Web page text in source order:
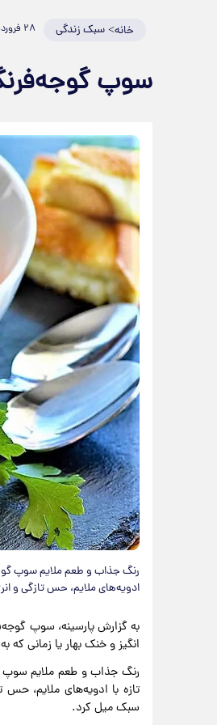
خانه>سبک زندگی ۲۸ فروردین ۱۴۰۵
سوپ
رنگ جذاب و طعم ملایم سوپ
ادویه‌های ملایم، حس تازگی و
به گزارش پارسینه، سوپ
انگیز و خنک بهار یا زمانی
رنگ جذاب و طعم ملایم سوپ
تازه با ادویه‌های ملایم،
سبک میل کرد.